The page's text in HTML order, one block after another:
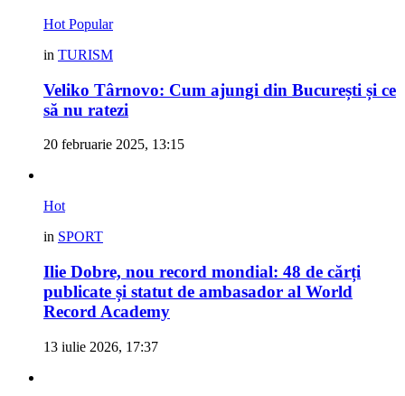
Hot Popular
in TURISM
Veliko Târnovo: Cum ajungi din București și ce
să nu ratezi
20 februarie 2025, 13:15
Hot
in SPORT
Ilie Dobre, nou record mondial: 48 de cărți
publicate și statut de ambasador al World
Record Academy
13 iulie 2026, 17:37